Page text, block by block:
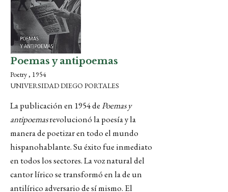
Poemas y antipoemas
Poetry , 1954
UNIVERSIDAD DIEGO PORTALES
La publicación en 1954 dePoemas y
antipoemasrevolucionó la poesía y la
manera de poetizar en todo el mundo
hispanohablante. Su éxito fue inmediato
en todos los sectores. La voz natural del
cantor lírico se transformó en la de un
antilírico adversario de sí mismo. El